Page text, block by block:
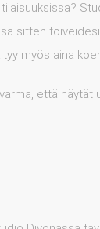
sitten
myös aina
että